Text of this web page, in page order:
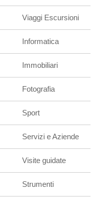
Viaggi Escursioni
Informatica
Immobiliari
Fotografia
Sport
Servizi e Aziende
Visite guidate
Strumenti